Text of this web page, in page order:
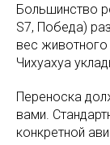
Большинство
S7, Победа)
вес
Чихуахуа
Переноска
вами.
конкретной